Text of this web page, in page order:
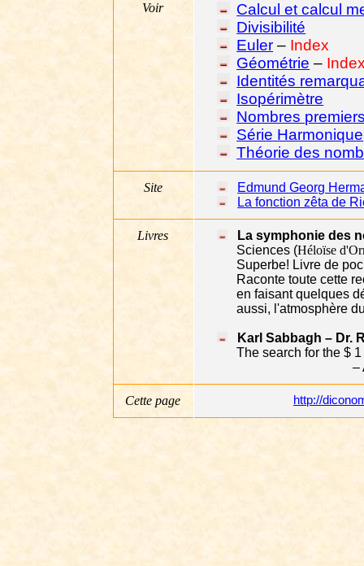
Voir
Calcul et calcul
Divisibilité
Euler – Index
Géométrie –
Identités
Isopérimètre
Nombres
Série Harmonique
Théorie des
Site
Edmund Georg
La fonction zêta de
Livres
La symphonie des
Sciences (Héloïse
Superbe! Livre de
Raconte toute cette
en faisant quelques
aussi, l'atmosphère
Karl Sabbagh – Dr.
The search for the $
–
Cette page http://